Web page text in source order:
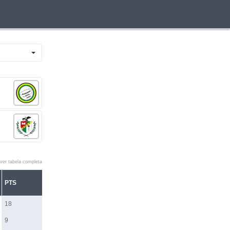
ver tabela completa
PTS
18
9